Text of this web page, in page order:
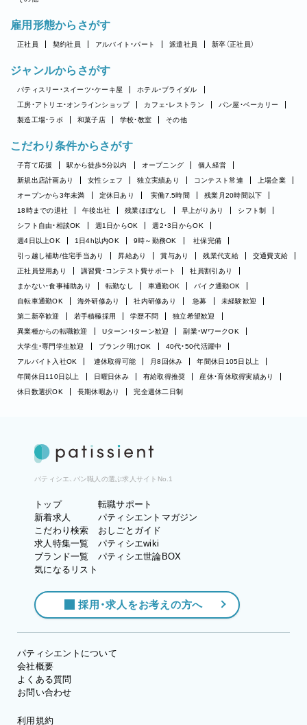
雇用形態からさがす
正社員 契約社員 アルバイト・パート 派遣社員 新卒（正社員）
ジャンルからさがす
パティスリー・スイーツ・ケーキ屋
ホテル・ブライダル
工房・アトリエ・オンラインショップ
カフェ・レストラン
パン屋・ベーカリー
製造工場・ラボ
和菓子店 学校・教室 その他
こだわり条件からさがす
子育て応援 駅から徒歩5分以内 オープニング
個人経営
新規出店計画あり
女性シェフ 独立実績あり コンテスト常連
上場企業
オープンから3年未満
定休日あり 実働7.5時間
残業月20時間以下
18時までの退社
午後出社 残業ほぼなし 早上がりあり
シフト制
シフト自由・相談OK
週1日からOK
週2・3日からOK
週4日以上OK
1日4h以内OK 9時～勤務OK
社保完備
引っ越し補助/住宅手当あり
昇給あり 賞与あり 残業代支給
交通費支給
正社員登用あり
講習費・コンテスト費サポート
社員割引あり
まかない・食事補助あり
転勤なし 車通勤OK
バイク通勤OK
自転車通勤OK
海外研修あり 社内研修あり 急募
未経験歓迎
第二新卒歓迎
若手積極採用 学歴不問
独立希望歓迎
異業種からの転職歓迎
Uターン・Iターン歓迎
副業・WワークOK
大学生・専門学生歓迎
ブランク明けOK
40代・50代活躍中
アルバイト入社OK
連休取得可能 月8回休み
年間休日105日以上
年間休日110日以上
日曜日休み 有給取得推奨
産休・育休取得実績あり
休日数選択OK
長期休暇あり 完全週休二日制
パティシエ、パン職人の選ぶ求人サイトNo.1
トップ
新着求人
こだわり検索
求人特集一覧
ブランド一覧
気になるリスト
転職サポート
パティシエントマガジン
おしごとガイド
パティシエwiki
パティシエ世論BOX
採用・求人をお考えの方へ
パティシエントについて
会社概要
よくある質問
お問い合わせ
利用規約